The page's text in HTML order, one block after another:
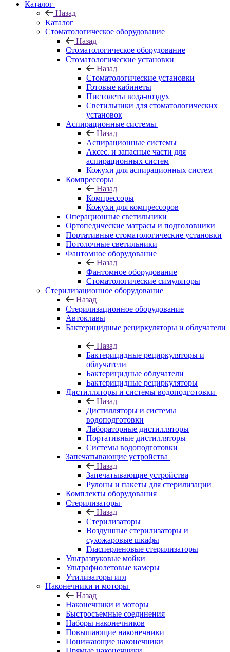
Каталог
Назад
Каталог
Стоматологическое оборудование
Назад
Стоматологическое оборудование
Стоматологические установки
Назад
Стоматологические установки
Готовые кабинеты
Пистолеты вода-воздух
Светильники для стоматологических
установок
Аспирационные системы
Назад
Аспирационные системы
Аксес. и запасные части для
аспирационных систем
Кожухи для аспирационных систем
Компрессоры
Назад
Компрессоры
Кожухи для компрессоров
Операционные светильники
Ортопедические матрасы и подголовники
Портативные стоматологические установки
Потолочные светильники
Фантомное оборудование
Назад
Фантомное оборудование
Стоматологические симуляторы
Стерилизационное оборудование
Назад
Стерилизационное оборудование
Автоклавы
Бактерицидные рециркуляторы и облучатели
Назад
Бактерицидные рециркуляторы и
облучатели
Бактерицидные облучатели
Бактерицидные рециркуляторы
Дистилляторы и системы водоподготовки
Назад
Дистилляторы и системы
водоподготовки
Лабораторные дистилляторы
Портативные дистилляторы
Системы водоподготовки
Запечатывающие устройства
Назад
Запечатывающие устройства
Рулоны и пакеты для стерилизации
Комплекты оборудования
Стерилизаторы
Назад
Стерилизаторы
Воздушные стерилизаторы и
сухожаровые шкафы
Гласперленовые стерилизаторы
Ультразвуковые мойки
Ультрафиолетовые камеры
Утилизаторы игл
Наконечники и моторы
Назад
Наконечники и моторы
Быстросъемные соединения
Наборы наконечников
Повышающие наконечники
Понижающие наконечники